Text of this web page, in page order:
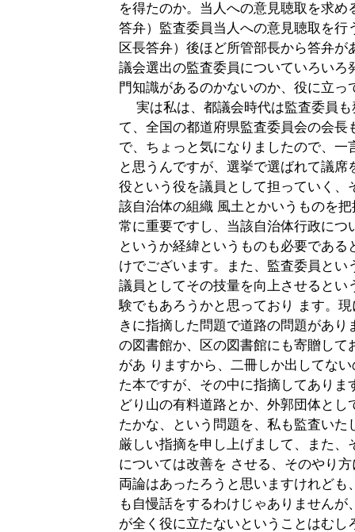
を得たのか。当人への意見聴取を求め
答弁）監査委員当人への意見聴取を行
区長答弁）後ほど所管部長から答弁が
議会選出の監査委員についていろいろ
門知識があるのかないのか、役に立っ
実は私は、都議会時代は監査委員も
て、全国の都道府県監査委員会の会長
で、ちょっと気になりましたので、一
と思うんですが、選挙で選ばれて議席
役という役を議員として担っていく、
該自治体の組織 風土とかいうものを
常に重要ですし、当該自治体行政につ
というか経緯というものも必要である
けでございます。また、監査委員とい
議員としてその技量を向上させるとい
験でもあろうかと思っており ます。
きに指摘した問題で道路の問題があり
の図書館か、区の図書館にも寄贈して
があ りますから、二冊しか出してな
た本ですが、その中に指摘してありま
どり山の有料道路とか、外郭団体とし
たかな、という問題を、私も監査いた
厳しい指摘を申し上げまして、また、
については改善を させる、そのやり
両論はあったろうと思いますけれども
も自慢話をするわけじゃありませんが
が全く役に立たないということはむし